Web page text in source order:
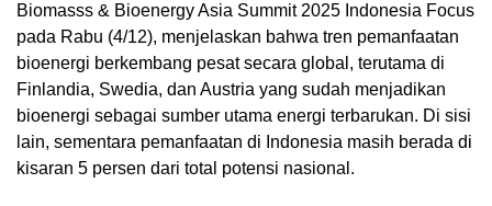
Biomasss & Bioenergy Asia Summit 2025 Indonesia Focus
pada Rabu (4/12), menjelaskan bahwa tren pemanfaatan
bioenergi berkembang pesat secara global, terutama di
Finlandia, Swedia, dan Austria yang sudah menjadikan
bioenergi sebagai sumber utama energi terbarukan. Di sisi
lain, sementara pemanfaatan di Indonesia masih berada di
kisaran 5 persen dari total potensi nasional.